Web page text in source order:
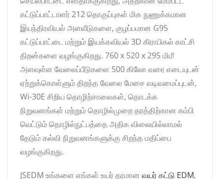
கட்டுப்பாட்டாளர் 212 தொகுப்புகள் மிக நுணுக்கமான
இயந்திரவியல் அளவீடுகளை, குழப்பமான G95
கட்டுப்பாட்டை மற்றும் இயக்கவியல் 3D கிராபிகல் காட்சி
திறன்களை வழங்குகிறது. 760 x 520 x 295 மிமீ
அளவுள்ள வேலைப்பீடுகளை 500 கிலோ வரை எடையுடன்
ஏற்றுக்கொள்ளும் திறந்த வேலை மேசை வடிவமைப்புடன்,
Wi-30E சிறிய தொழிற்சாலைகள், தொடக்க
நிறுவனங்கள் மற்றும் தொழில்முறை தரத்திற்கான கம்பி
வெட்டும் தொழில்நுட்பத்தை அதிக விலையில்லாமல்
தேடும் கல்வி நிறுவனங்களுக்கு சிறந்த மதிப்பை
வழங்குகிறது.
JSEDM உங்களை எங்கள் உயர் தரமான வயர் கட்டு EDM,